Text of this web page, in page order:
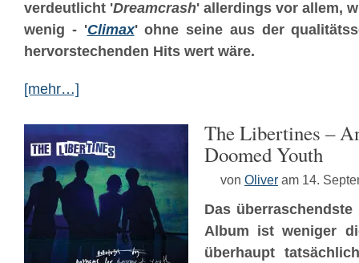
verdeutlicht 'Dreamcrash' allerdings vor allem,
wenig - 'Climax' ohne seine aus der
hervorstechenden Hits wert wäre.
[mehr…]
The Libertines –
Doomed Youth
von Oliver am 14.
Das
Album ist weniger
überhaupt